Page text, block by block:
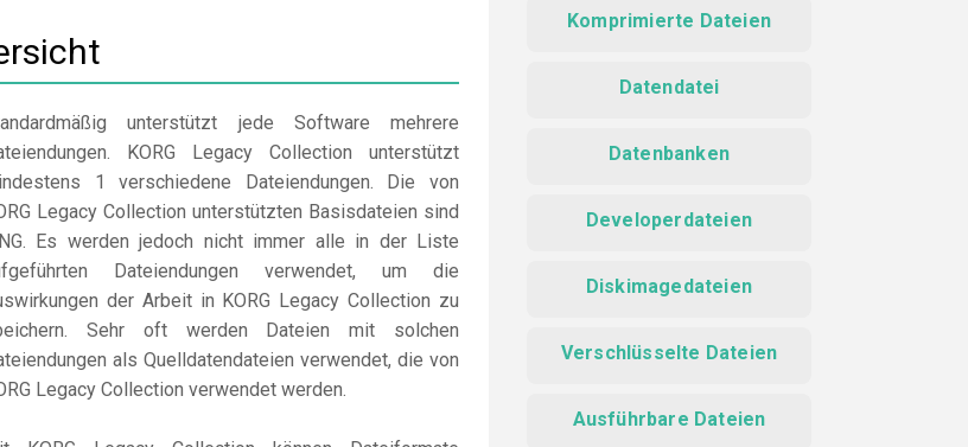
unterstützt jede Software mehrere
KORG Legacy Collection unterstützt
1 verschiedene Dateiendungen. Die von
Legacy Collection unterstützten Basisdateien sind
Es werden jedoch nicht immer alle in der Liste
Dateiendungen verwendet, um die
der Arbeit in KORG Legacy Collection zu
Sehr oft werden Dateien mit solchen
als Quelldatendateien verwendet, die von
Legacy Collection verwendet werden.
Komprimierte Dateien
Datendatei
Datenbanken
Developerdateien
Diskimagedateien
Verschlüsselte Dateien
Ausführbare Dateien